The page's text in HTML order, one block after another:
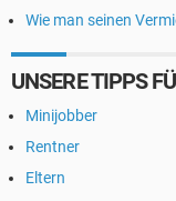
Wie man seinen
UNSERE TIPPS
Minijobber
Rentner
Eltern